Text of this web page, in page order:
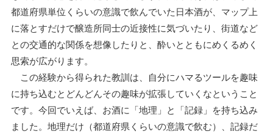
都道府県単位くらいの意識で飲んでいた日本酒が、マップ上
に落とすだけで醸造所同士の近接性に気づいたり、街道など
との交通的な関係を想像したりと、酔いとともにめくるめく
思索が広がります。
この経験から得られた教訓は、自分にハマるツールを趣味
に持ち込むとどんどんその趣味が拡張していくなということ
です。今回でいえば、お酒に「地理」と「記録」を持ち込み
ました。地理だけ（都道府県くらいの意識で飲む）、記録だ